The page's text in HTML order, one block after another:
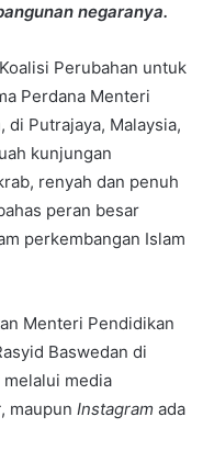
negaranya.
Perubahan untuk
Perdana Menteri
di Putrajaya, Malaysia,
kunjungan
renyah dan penuh
peran besar
perkembangan Islam
Menteri Pendidikan
Baswedan di
melalui media
, maupun Instagram ada